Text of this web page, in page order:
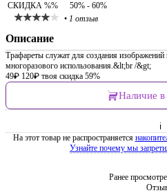
СКИДКА %%
50% - 60%
• 1 отзыв
Описание
Трафареты служат для создания
многоразового использования.&lt;br /&gt;
49₽ 120₽ твоя скидка 59%
Наличие в
ℹ
На этот товар не распространяется
Узнайте почему мы
Ранее